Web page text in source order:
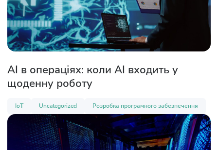
AI в операціях: коли AI входить у
щоденну роботу
IoT Uncategorized Розробка програмного забезпечення